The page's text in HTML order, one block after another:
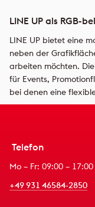
LINE UP als RGB-
LINE UP bietet eine
neben der
arbeiten möchten.
für Events,
bei denen eine
Telefon
Mo – Fr: 09:00 –
+49 931 46584-2850